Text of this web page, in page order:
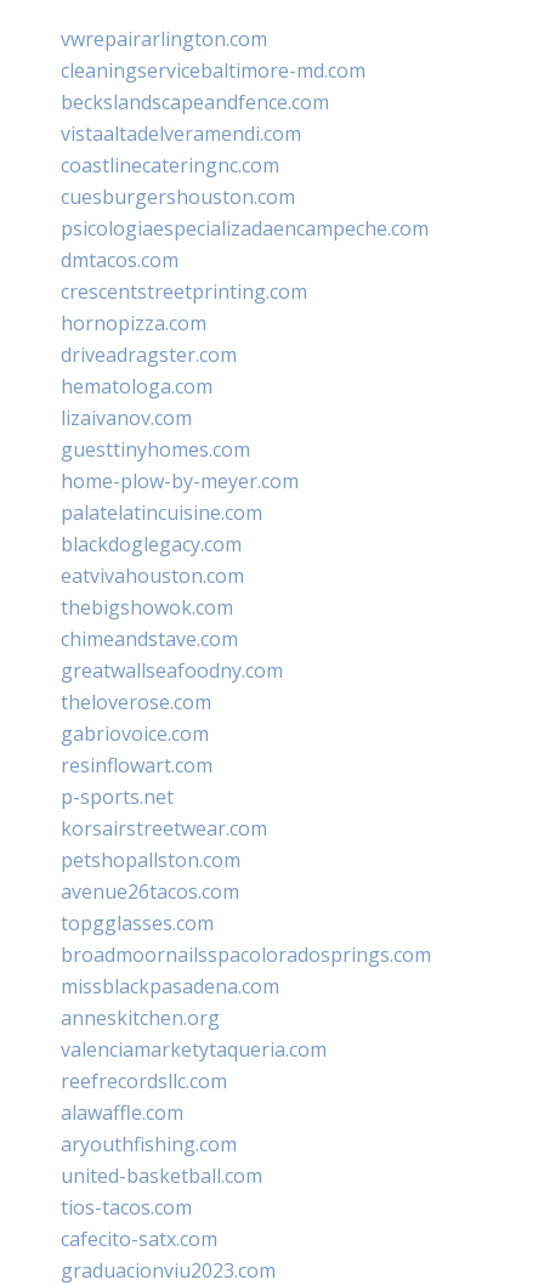
vwrepairarlington.com
cleaningservicebaltimore-md.com
beckslandscapeandfence.com
vistaaltadelveramendi.com
coastlinecateringnc.com
cuesburgershouston.com
psicologiaespecializadaencampeche.com
dmtacos.com
crescentstreetprinting.com
hornopizza.com
driveadragster.com
hematologa.com
lizaivanov.com
guesttinyhomes.com
home-plow-by-meyer.com
palatelatincuisine.com
blackdoglegacy.com
eatvivahouston.com
thebigshowok.com
chimeandstave.com
greatwallseafoodny.com
theloverose.com
gabriovoice.com
resinflowart.com
p-sports.net
korsairstreetwear.com
petshopallston.com
avenue26tacos.com
topgglasses.com
broadmoornailsspacoloradosprings.com
missblackpasadena.com
anneskitchen.org
valenciamarketytaqueria.com
reefrecordsllc.com
alawaffle.com
aryouthfishing.com
united-basketball.com
tios-tacos.com
cafecito-satx.com
graduacionviu2023.com